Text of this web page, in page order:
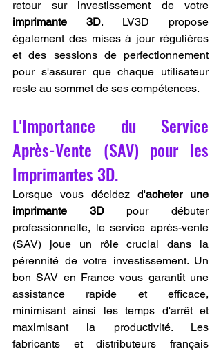
imprimante 3D. LV3D propose
également des mises à jour régulières
et des sessions de perfectionnement
pour s'assurer que chaque utilisateur
reste au sommet de ses compétences.
L'Importance du Service
Après-Vente (SAV) pour les
Imprimantes 3D.
Lorsque vous décidez d'acheter une
imprimante 3D pour débuter
professionnelle, le service après-vente
(SAV) joue un rôle crucial dans la
pérennité de votre investissement. Un
bon SAV en France vous garantit une
assistance rapide et efficace,
minimisant ainsi les temps d'arrêt et
maximisant la productivité. Les
fabricants et distributeurs français